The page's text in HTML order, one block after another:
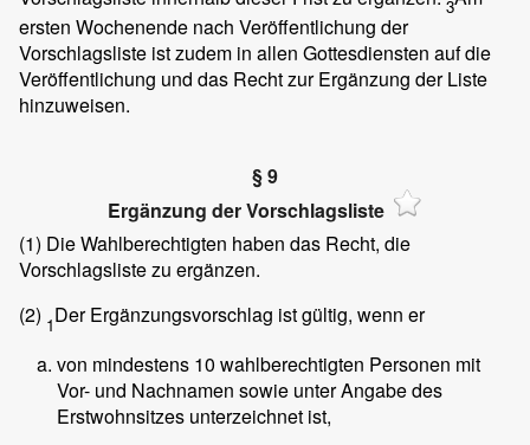
3
ersten Wochenende nach Veröffentlichung der
Vorschlagsliste ist zudem in allen Gottesdiensten auf die
Veröffentlichung und das Recht zur Ergänzung der Liste
hinzuweisen.
§ 9
Ergänzung der Vorschlagsliste
(1) Die Wahlberechtigten haben das Recht, die
Vorschlagsliste zu ergänzen.
(2) 1Der Ergänzungsvorschlag ist gültig, wenn er
von mindestens 10 wahlberechtigten Personen mit
Vor- und Nachnamen sowie unter Angabe des
Erstwohnsitzes unterzeichnet ist,